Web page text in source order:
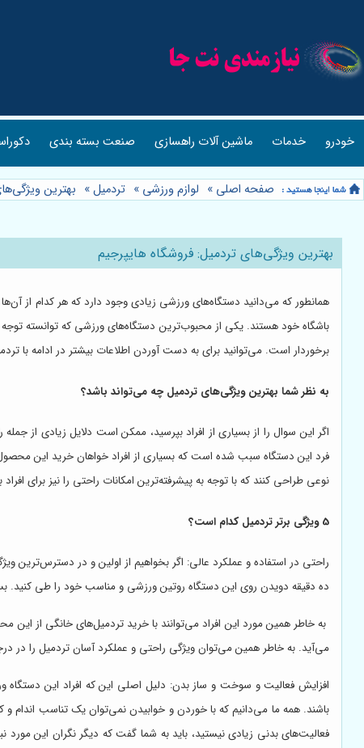
خودرو خدمات ماشین آلات راهسازی صنعت بسته بندی
صفحه اصلی » لوازم ورزشی » تردمیل» بهترین
بهترین ویژگی‌های تردمیل: فروشگاه هایپرجیم
همانطور که می‌دانید دستگاه‌های ورزشی زیادی وجود دارد که هر کدام از آن‌ها
باشگاه خود هستند. یکی از محبوب‌ترین دستگاه‌های ورزشی که توانسته
برخوردار است. می‌توانید برای به دست آوردن اطلاعات بیشتر در ادامه با
به نظر شما بهترین ویژگی‌های تردمیل چه می‌تواند باشد؟
اگر این سوال را از بسیاری از افراد بپرسید، ممکن است دلایل زیادی از
فرد این دستگاه سبب شده است که بسیاری از افراد خواهان خرید این
نوعی طراحی کنند که با توجه به پیشرفته‌ترین امکانات راحتی را نیز برای افراد
5 ویژگی برتر تردمیل کدام است؟
راحتی در استفاده و عملکرد عالی: اگر بخواهیم از اولین و در دسترس‌ترین
ده دقیقه دویدن روی این دستگاه روتین ورزشی و مناسب خود را طی کنید.
به خاطر همین مورد این افراد می‌توانند با خرید تردمیل‌های خانگی از
می‌آید. به خاطر همین می‌توان ویژگی راحتی و عملکرد آسان تردمیل را در
افزایش فعالیت و سوخت و ساز بدن: دلیل اصلی این که افراد این
باشند. همه ما می‌دانیم که با خوردن و خوابیدن نمی‌توان یک تناسب
فعالیت‌های بدنی زیادی نیستید، باید به شما گفت که دیگر نگران این